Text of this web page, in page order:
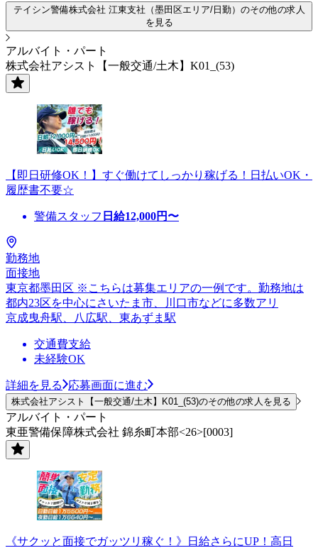
テイシン警備株式会社 江東支社（墨田区エリア/日勤）のその他の求人
を見る
アルバイト・パート
株式会社アシスト【一般交通/土木】K01_(53)
【即日研修OK！】すぐ働けてしっかり稼げる！日払いOK・
履歴書不要☆
警備スタッフ 日給12,000円〜
勤務地
面接地
東京都墨田区 ※こちらは募集エリアの一例です。勤務地は
都内23区を中心にさいたま市、川口市などに多数アリ
京成曳舟駅、八広駅、東あずま駅
交通費支給
未経験OK
詳細を見る 応募画面に進む
株式会社アシスト【一般交通/土木】K01_(53)のその他の求人を見る
アルバイト・パート
東亜警備保障株式会社 錦糸町本部<26>[0003]
《サクッと面接でガッツリ稼ぐ！》日給さらにUP！高日